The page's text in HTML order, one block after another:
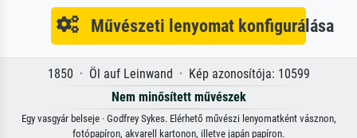
Művészeti lenyomat konfigurálása
1850 · Öl auf Leinwand · Kép azonosítója: 10599
Nem minősített művészek
Egy vasgyár belseje · Godfrey Sykes. Elérhető művészi lenyomatként vásznon,
fotópapíron, akvarell kartonon, illetve japán papíron.